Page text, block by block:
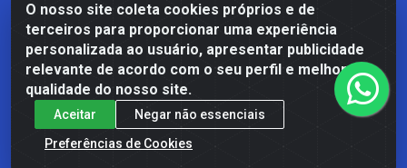
O nosso site coleta cookies próprios e de
terceiros para proporcionar uma experiência
personalizada ao usuário, apresentar publicidade
relevante de acordo com o seu perfil e melhorar a
qualidade do nosso site.
Aceitar
Negar não essenciais
Preferências de Cookies
Casa Cardão LTDA - Av. Amaral Peixoto, 910 - Afonso
ArinosCom, Levy Gasparian/RJ - CEP 25.875-000 - CNPJ
32.287.542/0001-83